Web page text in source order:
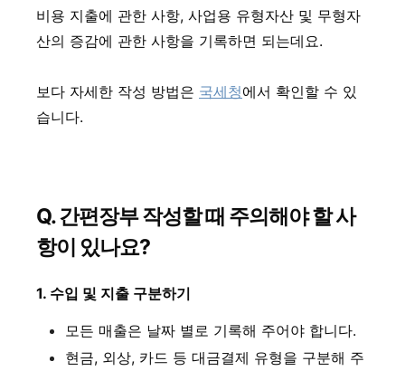
비용 지출에 관한 사항, 사업용 유형자산 및 무형자
산의 증감에 관한 사항을 기록하면 되는데요.
보다 자세한 작성 방법은 국세청에서 확인할 수 있
습니다.
Q. 간편장부 작성할 때 주의해야 할 사
항이 있나요?
1. 수입 및 지출 구분하기
모든 매출은 날짜 별로 기록해 주어야 합니다.
현금, 외상, 카드 등 대금결제 유형을 구분해 주